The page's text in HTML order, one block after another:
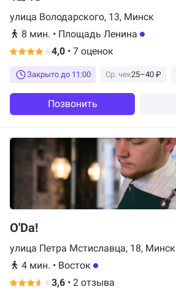
улица Володарского, 13, Минск
8 мин. • Площадь Ленина
4,0 • 7 оценок
Закрыто до 11:00 Ср. чек25–40 ₽
Позвонить
O'Da!
улица Петра Мстиславца, 18, Минск
4 мин. • Восток
3,6 • 2 отзыва